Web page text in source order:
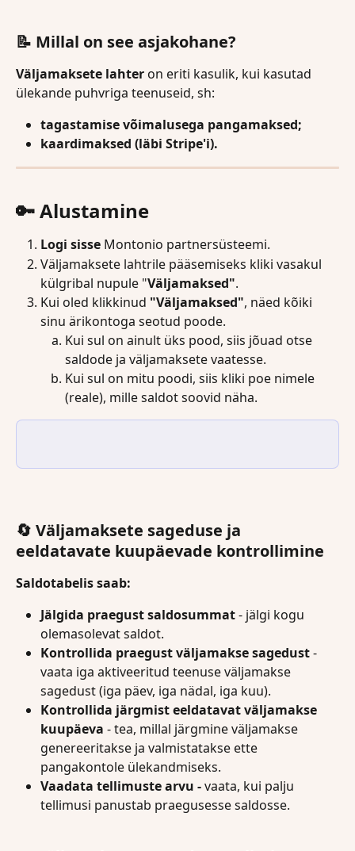
📝 Millal on see asjakohane?
Väljamaksete lahter on eriti kasulik, kui kasutad
ülekande puhvriga teenuseid, sh:
tagastamise võimalusega pangamaksed;
kaardimaksed (läbi Stripe'i).
🔑 Alustamine
Logi sisse Montonio partnersüsteemi.
Väljamaksete lahtrile pääsemiseks kliki vasakul
külgribal nupule "Väljamaksed".
Kui oled klikkinud "Väljamaksed", näed kõiki
sinu ärikontoga seotud poode.
Kui sul on ainult üks pood, siis jõuad otse
saldode ja väljamaksete vaatesse.
Kui sul on mitu poodi, siis kliki poe nimele
(reale), mille saldot soovid näha.
🔄 Väljamaksete sageduse ja
eeldatavate kuupäevade kontrollimine
Saldotabelis saab:
Jälgida praegust saldosummat - jälgi kogu
olemasolevat saldot.
Kontrollida praegust väljamakse sagedust -
vaata iga aktiveeritud teenuse väljamakse
sagedust (iga päev, iga nädal, iga kuu).
Kontrollida järgmist eeldatavat väljamakse
kuupäeva - tea, millal järgmine väljamakse
genereeritakse ja valmistatakse ette
pangakontole ülekandmiseks.
Vaadata tellimuste arvu - vaata, kui palju
tellimusi panustab praegusesse saldosse.